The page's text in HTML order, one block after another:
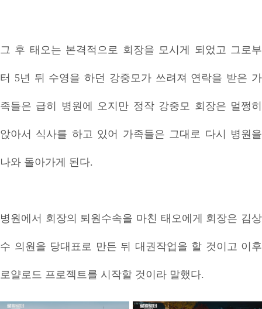
그 후 태오는 본격적으로 회장을 모시게 되었고 그로부
터 5년 뒤 수영을 하던 강중모가 쓰려져 연락을 받은 가
족들은 급히 병원에 오지만 정작 강중모 회장은 멀쩡히
앉아서 식사를 하고 있어 가족들은 그대로 다시 병원을
나와 돌아가게 된다.
병원에서 회장의 퇴원수속을 마친 태오에게 회장은 김상
수 의원을 당대표로 만든 뒤 대권작업을 할 것이고 이후
로얄로드 프로젝트를 시작할 것이라 말했다.